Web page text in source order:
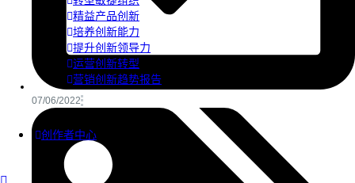
精益产品创新
培养创新能力
提升创新领导力
运营创新转型
营销创新趋势报告
创作者中心
07/06/2022